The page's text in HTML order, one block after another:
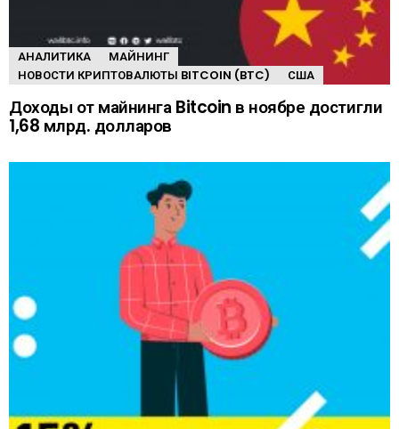
АНАЛИТИКА
МАЙНИНГ
НОВОСТИ КРИПТОВАЛЮТЫ BITCOIN (BTC)
США
Доходы от майнинга Bitcoin в ноябре достигли
1,68 млрд. долларов